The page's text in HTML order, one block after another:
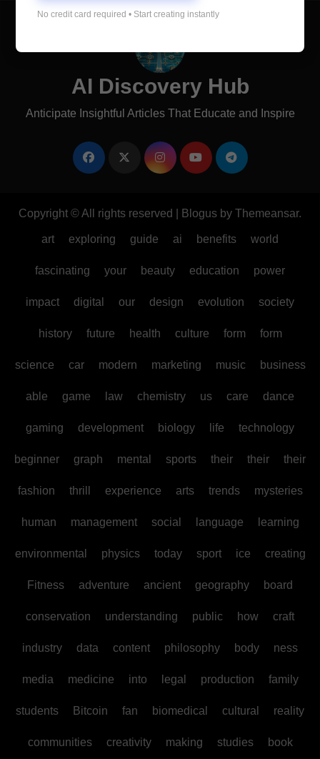
AI Discovery Hub
Anticipate Insightful Articles That Educate and Inspire
Copyright © All rights reserved Blogus by Themeansar.
art exploring guide ai benefits world
fascinating your beauty education power
impact digital our design evolution society
history future health culture form form
science car modern marketing music business
able game law chemistry us care dance
gaming development biology life technology
beginner graph mental sports their their their
fashion thrill experience arts trends mysteries
human management social language learning
environmental physics today sport ice creating
Fitness adventure ancient geography board
conservation understanding public how craft
industry data content philosophy body ness
media medicine into legal production family
students Bitcoin fan biomedical cultural reality
communities creativity making studies book
No credit card required • Start creating instantly